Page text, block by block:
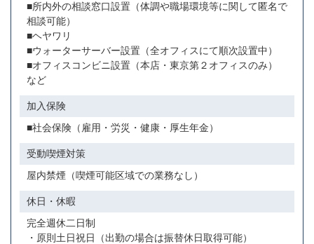
■所内外の相談窓口設置（体調や職場環境等に関して匿名で
相談可能）
■ヘヤワリ
■ウォーターサーバー設置（全オフィスにて順次設置中）
■オフィスコンビニ設置（本店・東京第２オフィスのみ）
など
加入保険
■社会保険（雇用・労災・健康・厚生年金）
受動喫煙対策
屋内禁煙（喫煙可能区域での業務なし）
休日・休暇
完全週休二日制
・原則土日祝日（出勤の場合は振替休日取得可能）